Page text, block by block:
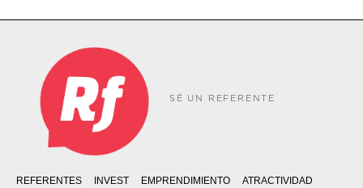
SÉ UN REFERENTE
REFERENTES INVEST EMPRENDIMIENTO
ATRACTIVIDAD